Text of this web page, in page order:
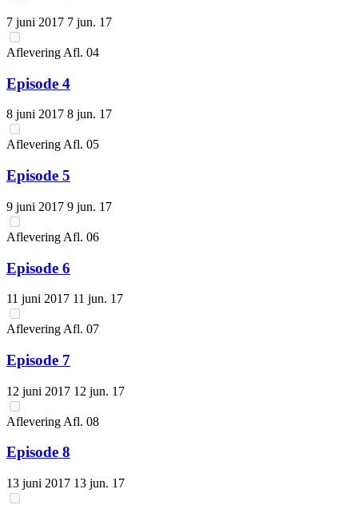
7 juni 2017 7 jun. 17
Aflevering Afl. 04
Episode 4
8 juni 2017 8 jun. 17
Aflevering Afl. 05
Episode 5
9 juni 2017 9 jun. 17
Aflevering Afl. 06
Episode 6
11 juni 2017 11 jun. 17
Aflevering Afl. 07
Episode 7
12 juni 2017 12 jun. 17
Aflevering Afl. 08
Episode 8
13 juni 2017 13 jun. 17